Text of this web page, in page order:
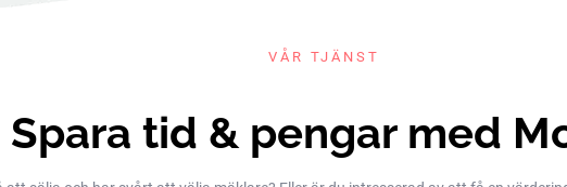
VÅR TJÄNST
Spara tid & pengar med